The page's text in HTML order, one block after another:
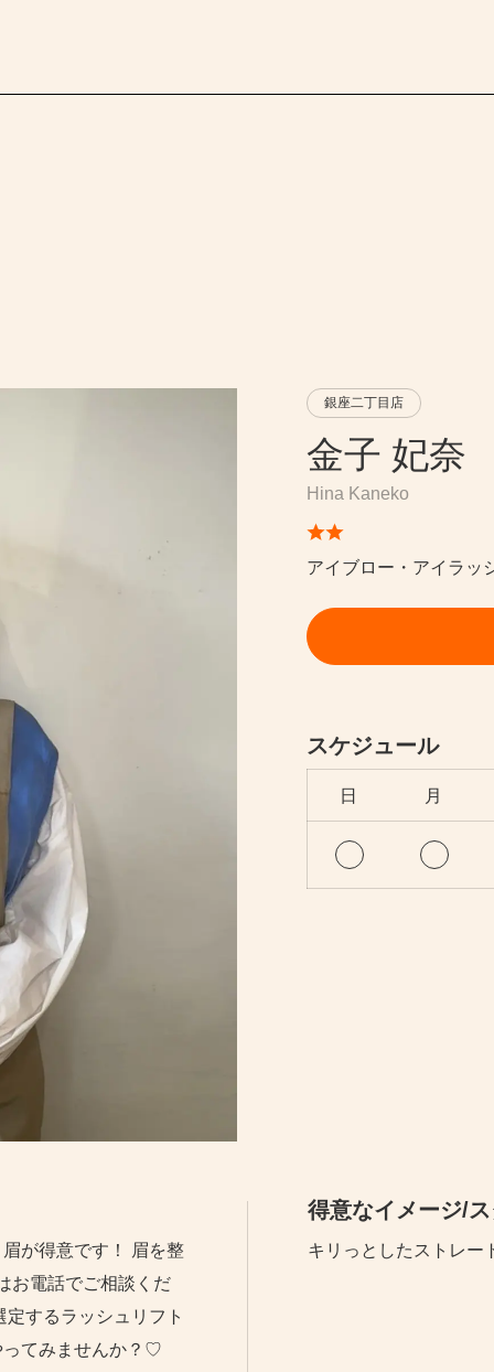
銀座二丁目店
金子 妃奈
Hina Kaneko
アイブロー・アイラッ
スケジュール
日 月
が得意です！ 眉を整
お電話でご相談くだ
するラッシュリフト
ってみませんか？♡
得意なイメージ/
キリっとしたストレー